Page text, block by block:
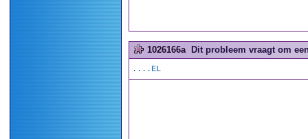
1026166a Dit probleem vraagt om
....EL